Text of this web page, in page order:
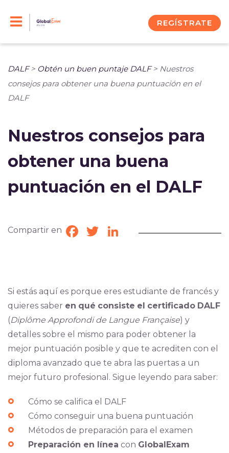
REGÍSTRATE
DALF> Obtén un buen puntaje DALF> Nuestros
consejos para obtener una buena puntuación en el
DALF
Nuestros consejos para
obtener una buena
puntuación en el DALF
Compartir en Facebook
TwitterLinkedIn
Si estás aquí es porque eres estudiante de francés y
quieres saber en qué consiste el certificado DALF
(Diplôme Approfondi de Langue Française) y
detalles sobre el mismo para poder obtener la
mejor puntuación posible y que te acrediten con el
diploma avanzado que te abra las puertas a un
mejor futuro profesional. Sigue leyendo para saber:
Cómo se califica el DALF
Cómo conseguir una buena puntuación
Métodos de preparación para el examen
Preparación en línea con GlobalExam